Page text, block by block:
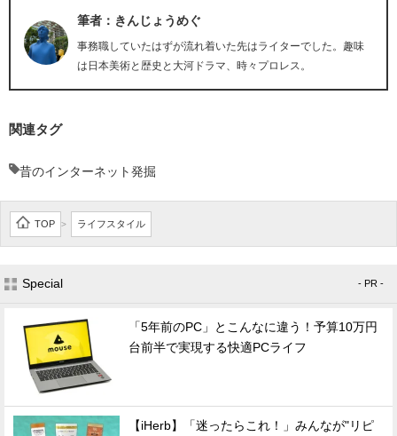
筆者：きんじょうめぐ
事務職していたはずが流れ着いた先はライターでした。趣味
は日本美術と歴史と大河ドラマ、時々プロレス。
関連タグ
昔のインターネット発掘
TOP > ライフスタイル
Special - PR -
「5年前のPC」とこんなに違う！予算10万円
台前半で実現する快適PCライフ
【iHerb】「迷ったらこれ！」みんなが"リピ